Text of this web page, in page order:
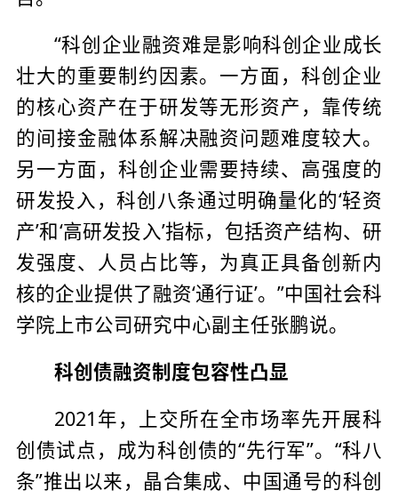
“科创企业融资难是影响科创企业成长
壮大的重要制约因素。一方面，科创企业
的核心资产在于研发等无形资产，靠传统
的间接金融体系解决融资问题难度较大。
另一方面，科创企业需要持续、高强度的
研发投入，科创八条通过明确量化的‘轻资
产’和‘高研发投入’指标，包括资产结构、研
发强度、人员占比等，为真正具备创新内
核的企业提供了融资‘通行证’。”中国社会科
学院上市公司研究中心副主任张鹏说。
科创债融资制度包容性凸显
2021年，上交所在全市场率先开展科
创债试点，成为科创债的“先行军”。“科八
条”推出以来，晶合集成、中国通号的科创